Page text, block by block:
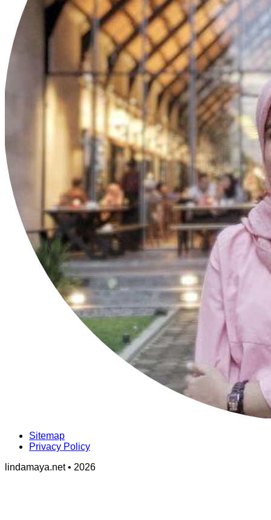
Sitemap
Privacy Policy
lindamaya.net • 2026